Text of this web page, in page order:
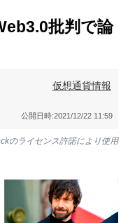
批判で論
仮想通貨情報
公開日時:2021/12/22 11:59
のライセンス許諾により使用